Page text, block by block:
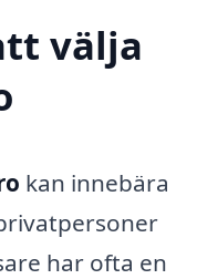
välja
kan innebära
har ofta en